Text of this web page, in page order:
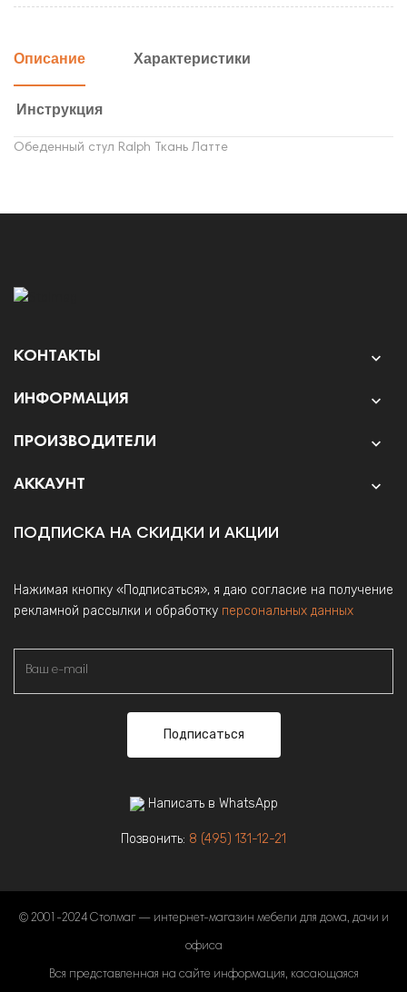
Описание Характеристики
Инструкция
Обеденный стул Ralph Ткань Латте
КОНТАКТЫ 
ИНФОРМАЦИЯ 
ПРОИЗВОДИТЕЛИ 
АККАУНТ 
ПОДПИСКА НА СКИДКИ И АКЦИИ
Нажимая кнопку «Подписаться», я даю согласие на получение
рекламной рассылки и обработку персональных данных
Подписаться
Написать в WhatsApp
Позвонить: 8 (495) 131-12-21
© 2001-2024 Столмаг — интернет-магазин мебели для дома, дачи и
офиса
Вся представленная на сайте информация, касающаяся